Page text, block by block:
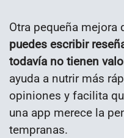
Otra pequeña mejora
puedes escribir
todavía no tienen
ayuda a nutrir más
opiniones y facilita
una app merece la
tempranas.